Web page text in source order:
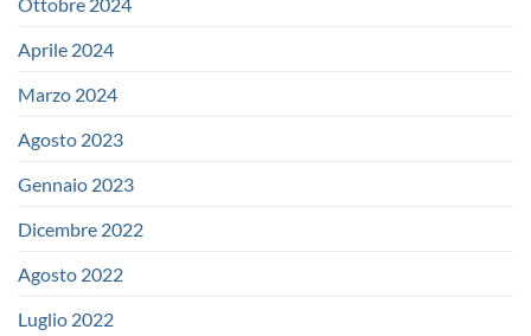
Ottobre 2024
Aprile 2024
Marzo 2024
Agosto 2023
Gennaio 2023
Dicembre 2022
Agosto 2022
Luglio 2022